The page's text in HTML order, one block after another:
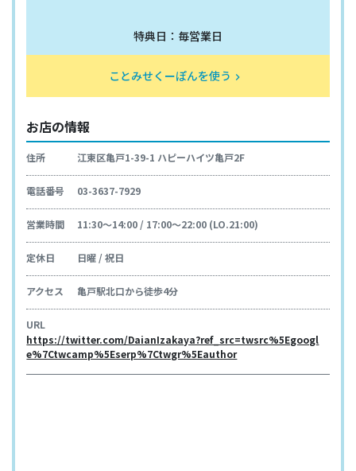
特典日：毎営業日
ことみせくーぽんを使う keyboard_arrow_right
お店の情報
住所 江東区亀戸1-39-1 ハピーハイツ亀戸2F
電話番号 03-3637-7929
営業時間 11:30～14:00 / 17:00～22:00 (LO.21:00)
定休日 日曜 / 祝日
アクセス 亀戸駅北口から徒歩4分
URL
https://twitter.com/DaianIzakaya?ref_src=twsrc%5Egoogl
e%7Ctwcamp%5Eserp%7Ctwgr%5Eauthor